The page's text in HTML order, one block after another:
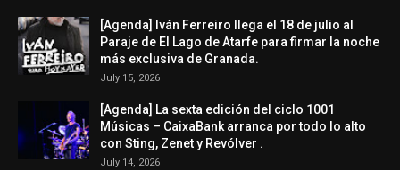
[Agenda] Iván Ferreiro llega el 18 de julio al
Paraje de El Lago de Atarfe para firmar la noche
más exclusiva de Granada.
July 15, 2026
[Agenda] La sexta edición del ciclo 1001
Músicas – CaixaBank arranca por todo lo alto
con Sting, Zenet y Revólver .
July 14, 2026